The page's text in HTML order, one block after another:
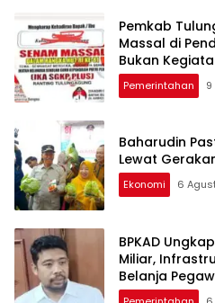
Pemkab
Massal di
Bukan
Pemerintahan
Baharudin
Lewat
Ekonomi 6
BPKAD
Miliar,
Belanja